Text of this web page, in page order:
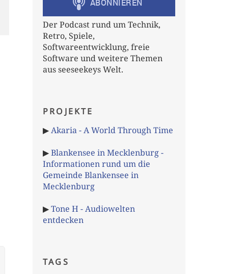
Der Podcast rund um Technik,
Retro, Spiele,
Softwareentwicklung, freie
Software und weitere Themen
aus seeseekeys Welt.
PROJEKTE
▶Akaria - A World Through Time
▶Blankensee in Mecklenburg -
Informationen rund um die
Gemeinde Blankensee in
Mecklenburg
▶Tone H - Audiowelten
entdecken
TAGS